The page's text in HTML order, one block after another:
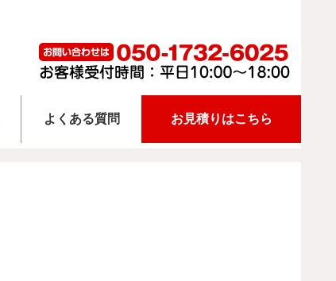
よくある質問 お見積りはこちら